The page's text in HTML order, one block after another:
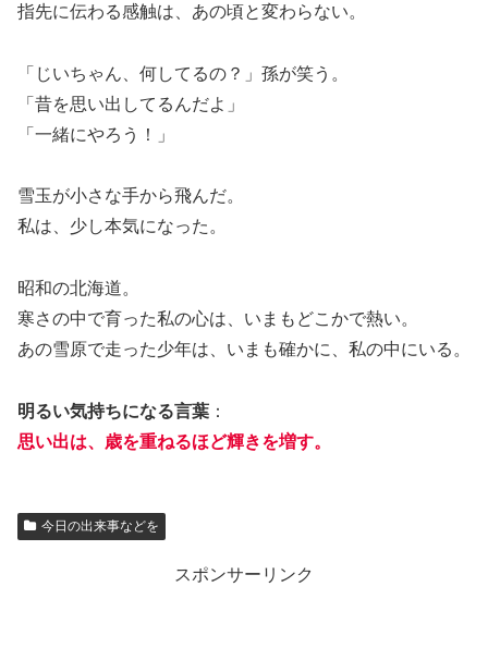
指先に伝わる感触は、あの頃と変わらない。
「じいちゃん、何してるの？」孫が笑う。
「昔を思い出してるんだよ」
「一緒にやろう！」
雪玉が小さな手から飛んだ。
私は、少し本気になった。
昭和の北海道。
寒さの中で育った私の心は、いまもどこかで熱い。
あの雪原で走った少年は、いまも確かに、私の中にいる。
明るい気持ちになる言葉 ：
思い出は、歳を重ねるほど輝きを増す。
今日の出来事などを
スポンサーリンク